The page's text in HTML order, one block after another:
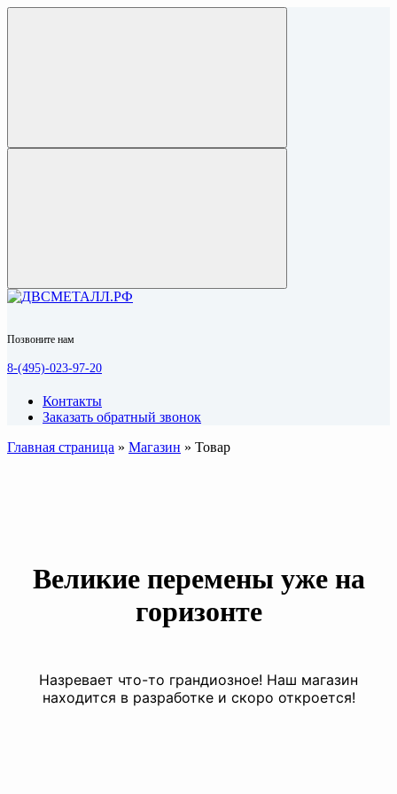
Позвоните нам
8-(495)-023-97-20
Контакты
Заказать обратный звонок
Главная страница » Магазин » Товар
Великие перемены уже на
горизонте
Назревает что-то грандиозное! Наш магазин
находится в разработке и скоро откроется!